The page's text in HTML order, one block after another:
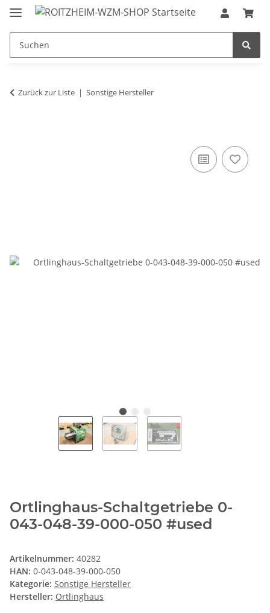
Zurück zur Liste Sonstige Hersteller
Ortlinghaus-Schaltgetriebe 0-
043-048-39-000-050 #used
Artikelnummer: 40282
HAN: 0-043-048-39-000-050
Kategorie: Sonstige Hersteller
Hersteller: Ortlinghaus